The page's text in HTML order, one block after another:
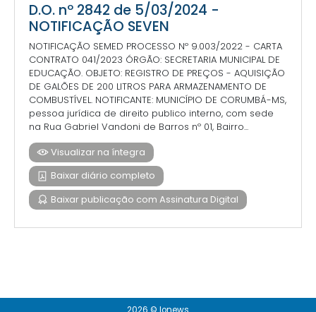
D.O. nº 2842 de 5/03/2024 -
NOTIFICAÇÃO SEVEN
NOTIFICAÇÃO SEMED PROCESSO Nº 9.003/2022 - CARTA
CONTRATO 041/2023 ÓRGÃO: SECRETARIA MUNICIPAL DE
EDUCAÇÃO. OBJETO: REGISTRO DE PREÇOS - AQUISIÇÃO
DE GALÕES DE 200 LITROS PARA ARMAZENAMENTO DE
COMBUSTÍVEL. NOTIFICANTE: MUNICÍPIO DE CORUMBÁ-MS,
pessoa jurídica de direito publico interno, com sede
na Rua Gabriel Vandoni de Barros nº 01, Bairro...
Visualizar na íntegra
Baixar diário completo
Baixar publicação com Assinatura Digital